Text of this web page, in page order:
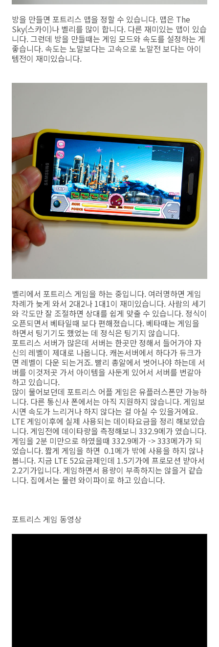
방을 만들면 포트리스 맵을 정할 수 있습니다. 맵은 The
Sky(스카이)나 벨리를 많이 합니다. 다른 재미있는 맵이 있습
니다. 그런데 방을 만들때는 게임 모드와 속도를 설정하는 게
좋습니다. 속도는 노말보다는 고속으로 노말전 보다는 아이
템전이 재미있습니다.
벨리에서 포트리스 게임을 하는 중입니다. 여러명하면 게임
차례가 늦게 와서 2대2나 1대1이 재미있습니다. 사람의 세기
와 각도만 잘 조절하면 상대를 쉽게 맞출 수 있습니다. 정식이
오픈되면서 베타일때 보다 편해졌습니다. 베타때는 게임을
하면서 팅기기도 했었는 데 정식은 팅기지 않습니다.
포트리스 서버가 많은데 서버는 한곳만 정해서 들어가야 자
신의 레벨이 제대로 나옵니다. 캐논서버에서 하다가 듀크가
면 레벨이 다운 되는거죠. 빨리 총알에서 벗어나야 하는데 서
버를 이것저곳 가서 아이템을 사둔게 있어서 서버를 번갈아
하고 있습니다.
많이 물어보던데 포트리스 어플 게임은 유플러스폰만 가능하
니다. 다른 통신사 폰에서는 아직 지원하지 않습니다. 게임보
시면 속도가 느리거나 하지 않다는 걸 아실 수 있을거에요.
LTE 게임이후에 실제 사용되는 데이타요금을 정리 해보았습
니다. 게임전에 데이타량을 측정해보니 332.9메가 였습니다.
게임을 2분 미만으로 하였을때 332.9메가 -> 333메가가 되
었습니다. 짧게 게임을 하면 0.1메가 밖에 사용을 하지 않나
봅니다. 지금 LTE 52요금제인데 1.5기가에 프로모션 받아서
2.2기가입니다. 게임하면서 용량이 부족하지는 않을거 같습
니다. 집에서는 물런 와이파이로 하고 있습니다.
포트리스 게임 동영상